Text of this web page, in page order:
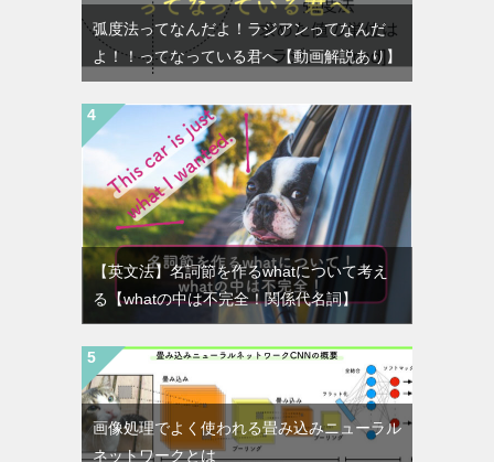
弧度法ってなんだよ！ラジアンってなんだ
よ！！ってなっている君へ【動画解説あり】
【英文法】名詞節を作るwhatについて考え
る【whatの中は不完全！関係代名詞】
画像処理でよく使われる畳み込みニューラル
ネットワークとは